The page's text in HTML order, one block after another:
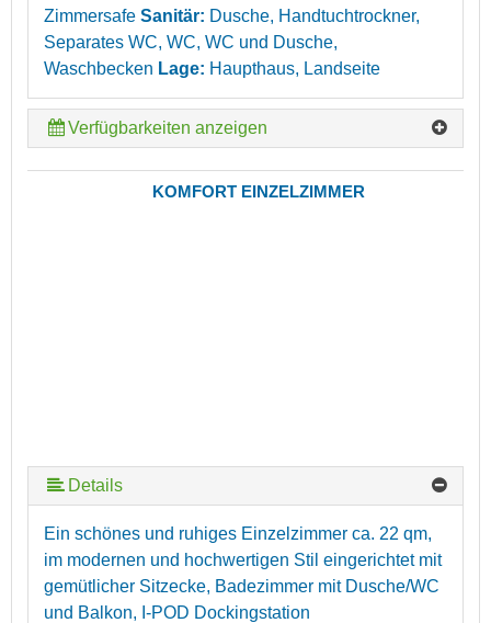
Zimmersafe Sanitär: Dusche, Handtuchtrockner,
Separates WC, WC, WC und Dusche,
Waschbecken Lage: Haupthaus, Landseite
Verfügbarkeiten anzeigen
KOMFORT EINZELZIMMER
Details
Ein schönes und ruhiges Einzelzimmer ca. 22 qm,
im modernen und hochwertigen Stil eingerichtet mit
gemütlicher Sitzecke, Badezimmer mit Dusche/WC
und Balkon, I-POD Dockingstation